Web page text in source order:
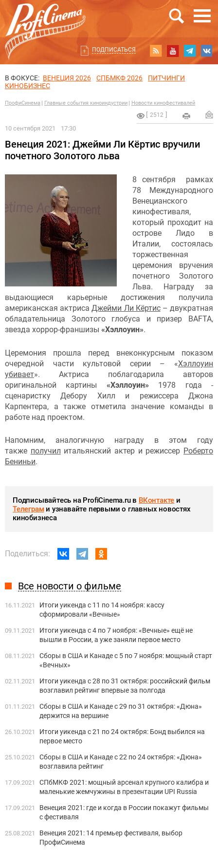
ПОДПИСАТЬСЯ
В ФОКУСЕ: ВЕНЕЦИЯ 2026 СПБМКФ 2026
ПИТЧИНГИ
КИНОБИЗНЕС
ПрофиСинема Главные события киноиндустрии Новости кинофестивалей
2512
10 сентября 2021 17:30
Венеция 2021: Джейми Ли Кёртис вручили
почетного Золотого льва
8 сентября рамках
78 Международного
Венецианского
кинофестиваля,
который проходит на
острове Лидо в
Италии, состоялась
торжественная
церемония вручения
почетного Золотого
Льва. Награду за
выдающиеся карьерные достижения получила
американская актрисаДжейми Ли Кёртис– двукратная
обладательница Золотого глобуса и призер BAFTA,
звезда хоррор-франшизы «Хэллоуин».
Церемония прошла перед внеконкурсным показом
очередной части культовой серии – «Хэллоуин
убивает». Актриса поблагодарила авторов
оригинальной картины «Хэллоуин» 1978 года -
сценаристку Дебору Хилл и режиссера Джона
Карпентера, а также отметила значение команды в
работе над проектом.
Напомним, аналогичную награду в этом году
также получил итальянский актер и режиссер Роберто
Бениньи.
Подписывайтесь на ProfiCinema.ru в ВКонтакте и
Телеграми узнавайте первыми о главных новостях
кинобизнеса
Поделиться:
Все новости о фильме
16.11.2021
Итоги уикенда с 11 по 14 ноября: кассу
сформировали «Вечные»
09.11.2021
Итоги уикенда с 4 по 7 ноября: «Вечные» ещё не
вышли в России, а уже заняли первое место
08.11.2021
Сборы в США и Канаде с 5 по 7 ноября: мощный старт
«Вечных»
02.11.2021
Итоги уикенда с 28 по 31 октября: российский фильм
возглавил рейтинг впервые за полгода
01.11.2021
Сборы в США и Канаде с 29 по 31 октября: «Дюна»
держится на вершине
26.10.2021
Итоги уикенда с 21 по 24 октября: Бонд выбился на
первое место
25.10.2021
Сборы в США и Канаде с 22 по 24 октября: «Дюна»
возглавила рейтинг
17.09.2021
СПбМКФ 2021: мощный арсенал крупного калибра и
маленькие жемчужины в презентации UPI Russia
17.09.2021
Венеция 2021: где и когда в России покажут фильмы
с фестиваля
25.08.2021
Венеция 2021: 14 премьер фестиваля, выбор
ПрофиСинема